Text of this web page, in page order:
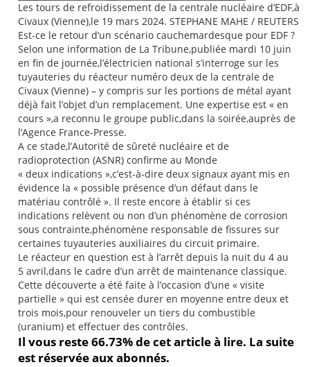
Les tours de refroidissement de la centrale nucléaire d’EDF,à
Civaux (Vienne),le 19 mars 2024. STEPHANE MAHE / REUTERS
Est-ce le retour d’un scénario cauchemardesque pour EDF ?
Selon une information de La Tribune,publiée mardi 10 juin
en fin de journée,l’électricien national s’interroge sur les
tuyauteries du réacteur numéro deux de la centrale de
Civaux (Vienne) – y compris sur les portions de métal ayant
déjà fait l’objet d’un remplacement. Une expertise est « en
cours »,a reconnu le groupe public,dans la soirée,auprès de
l’Agence France-Presse.
A ce stade,l’Autorité de sûreté nucléaire et de
radioprotection (ASNR) confirme au Monde
« deux indications »,c’est-à-dire deux signaux ayant mis en
évidence la « possible présence d’un défaut dans le
matériau contrôlé ». Il reste encore à établir si ces
indications relèvent ou non d’un phénomène de corrosion
sous contrainte,phénomène responsable de fissures sur
certaines tuyauteries auxiliaires du circuit primaire.
Le réacteur en question est à l’arrêt depuis la nuit du 4 au
5 avril,dans le cadre d’un arrêt de maintenance classique.
Cette découverte a été faite à l’occasion d’une « visite
partielle » qui est censée durer en moyenne entre deux et
trois mois,pour renouveler un tiers du combustible
(uranium) et effectuer des contrôles.
Il vous reste 66.73% de cet article à lire. La suite
est réservée aux abonnés.